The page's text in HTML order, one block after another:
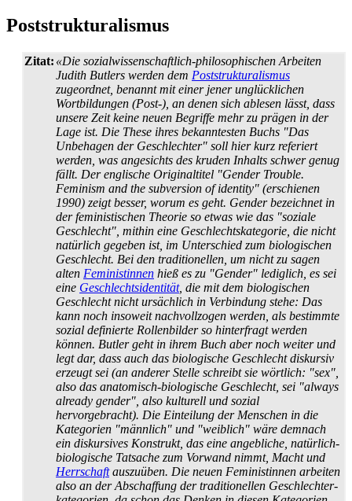
Poststrukturalismus
Zitat: «Die sozialwissenschaftlich-philosophischen Arbeiten
Judith Butlers werden dem Poststrukturalismus
zugeordnet, benannt mit einer jener unglücklichen
Wortbildungen (Post-), an denen sich ablesen lässt, dass
unsere Zeit keine neuen Begriffe mehr zu prägen in der
Lage ist. Die These ihres bekanntesten Buchs "Das
Unbehagen der Geschlechter" soll hier kurz referiert
werden, was angesichts des kruden Inhalts schwer genug
fällt. Der englische Originaltitel "Gender Trouble.
Feminism and the subversion of identity" (erschienen
1990) zeigt besser, worum es geht. Gender bezeichnet in
der feministischen Theorie so etwas wie das "soziale
Geschlecht", mithin eine Geschlechts­kategorie, die nicht
natürlich gegeben ist, im Unterschied zum biologischen
Geschlecht. Bei den traditionellen, um nicht zu sagen
alten Feministinnen hieß es zu "Gender" lediglich, es sei
eine Geschlechtsidentität, die mit dem biologischen
Geschlecht nicht ursächlich in Verbindung stehe: Das
kann noch insoweit nachvollzogen werden, als bestimmte
sozial definierte Rollenbilder so hinterfragt werden
können. Butler geht in ihrem Buch aber noch weiter und
legt dar, dass auch das biologische Geschlecht diskursiv
erzeugt sei (an anderer Stelle schreibt sie wörtlich: "sex",
also das anatomisch-biologische Geschlecht, sei "always
already gender", also kulturell und sozial
hervorgebracht). Die Einteilung der Menschen in die
Kategorien "männlich" und "weiblich" wäre demnach
ein diskursives Konstrukt, das eine angebliche, natürlich-
biologische Tatsache zum Vorwand nimmt, Macht und
Herrschaftauszuüben. Die neuen Feministinnen arbeiten
also an der Abschaffung der traditionellen Geschlechter­